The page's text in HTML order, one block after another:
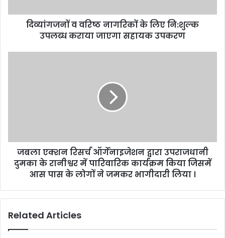
कराया
दिव्यांगजनों व वरिष्ठ नागरिकों के लिए नि:शुल्क
उपलब्ध कराया जाएगा सहायक उपकरण
रानीश्वर
पारिवारिक
जिसमें
पास
जबला एक्शन रिसर्च ऑर्गेनाइजेशन द्वारा उपराजधानी
दुमका के रानीश्वर में पारिवारिक कार्यक्रम किया जिसमें
आस पास के लोगों ने जमकर भागीदारी लिया ।
Related Articles